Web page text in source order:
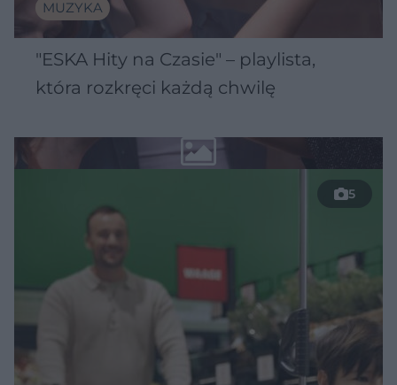
MUZYKA
"ESKA Hity na Czasie" – playlista,
która rozkręci każdą chwilę
5